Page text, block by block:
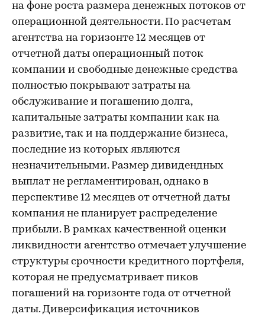
на фоне роста размера денежных потоков от
операционной деятельности. По расчетам
агентства на горизонте 12 месяцев от
отчетной даты операционный поток
компании и свободные денежные средства
полностью покрывают затраты на
обслуживание и погашению долга,
капитальные затраты компании как на
развитие, так и на поддержание бизнеса,
последние из которых являются
незначительными. Размер дивидендных
выплат не регламентирован, однако в
перспективе 12 месяцев от отчетной даты
компания не планирует распределение
прибыли. В рамках качественной оценки
ликвидности агентство отмечает улучшение
структуры срочности кредитного портфеля,
которая не предусматривает пиков
погашений на горизонте года от отчетной
даты. Диверсификация источников